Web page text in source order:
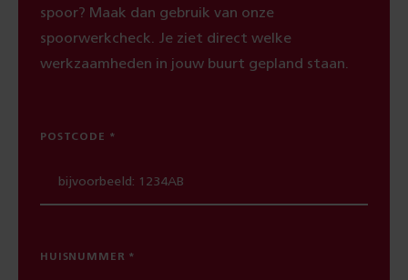
spoor? Maak dan gebruik van onze
spoorwerkcheck. Je ziet direct welke
werkzaamheden in jouw buurt gepland staan.
POSTCODE
HUISNUMMER